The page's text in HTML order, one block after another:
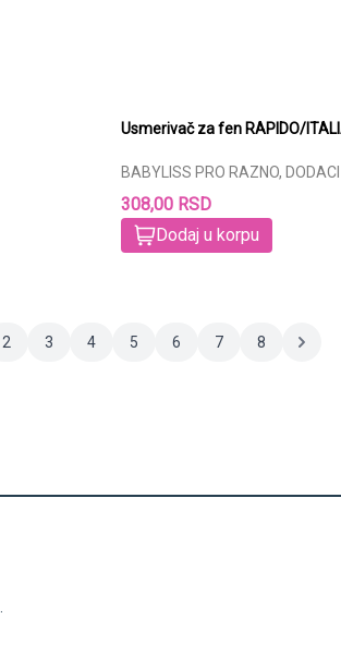
Usmerivač za fen RAPIDO/
BABYLISS PRO RAZNO, DODACI
308,00 RSD
Dodaj u korpu
2 3 4 5 6 7 8